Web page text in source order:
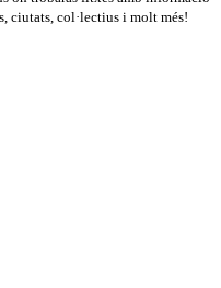
ciutats, col·lectius i molt més!